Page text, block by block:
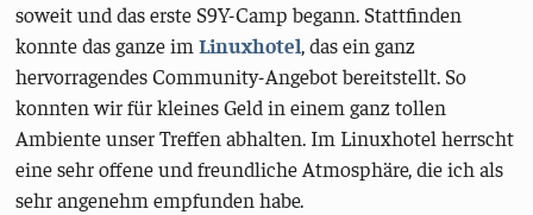
soweit und das erste S9Y-Camp begann. Stattfinden
konnte das ganze imLinuxhotel, das ein ganz
hervorragendes Community-Angebot bereitstellt. So
konnten wir für kleines Geld in einem ganz tollen
Ambiente unser Treffen abhalten. Im Linuxhotel herrscht
eine sehr offene und freundliche Atmosphäre, die ich als
sehr angenehm empfunden habe.